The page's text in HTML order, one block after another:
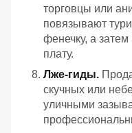
торговцы или
повязывают
фенечку, а
плату.
Лже-гиды.
скучных или
уличными